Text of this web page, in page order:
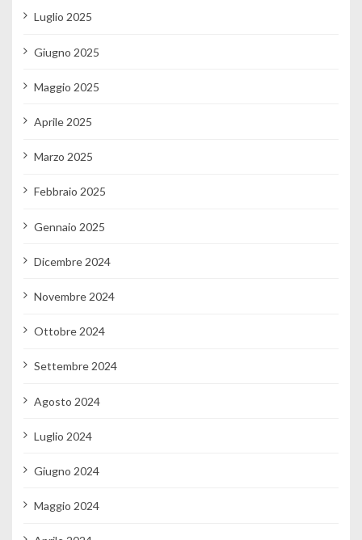
Luglio 2025
Giugno 2025
Maggio 2025
Aprile 2025
Marzo 2025
Febbraio 2025
Gennaio 2025
Dicembre 2024
Novembre 2024
Ottobre 2024
Settembre 2024
Agosto 2024
Luglio 2024
Giugno 2024
Maggio 2024